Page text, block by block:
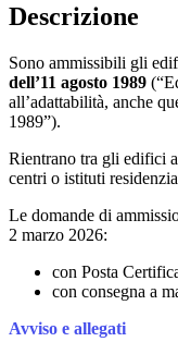
Descrizione
Sono ammissibili gli
dell’11 agosto 1989
all’adattabilità, anche
1989”).
Rientrano tra gli edifici
centri o istituti
Le domande di
2 marzo 2026:
con Posta
con consegna a
Avviso e allegati